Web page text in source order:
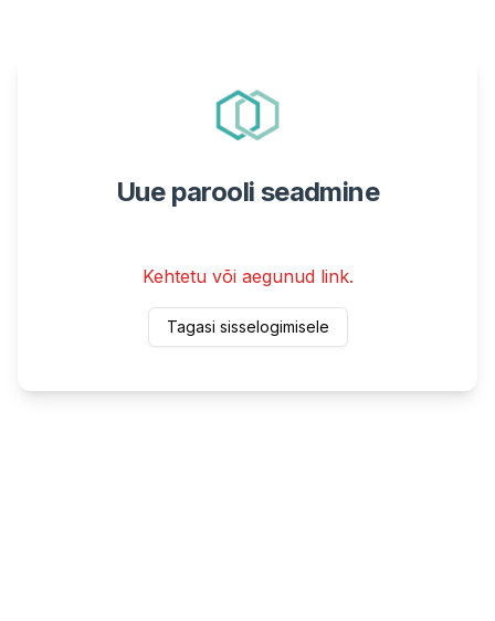
Uue parooli seadmine
Kehtetu või aegunud link.
Tagasi sisselogimisele